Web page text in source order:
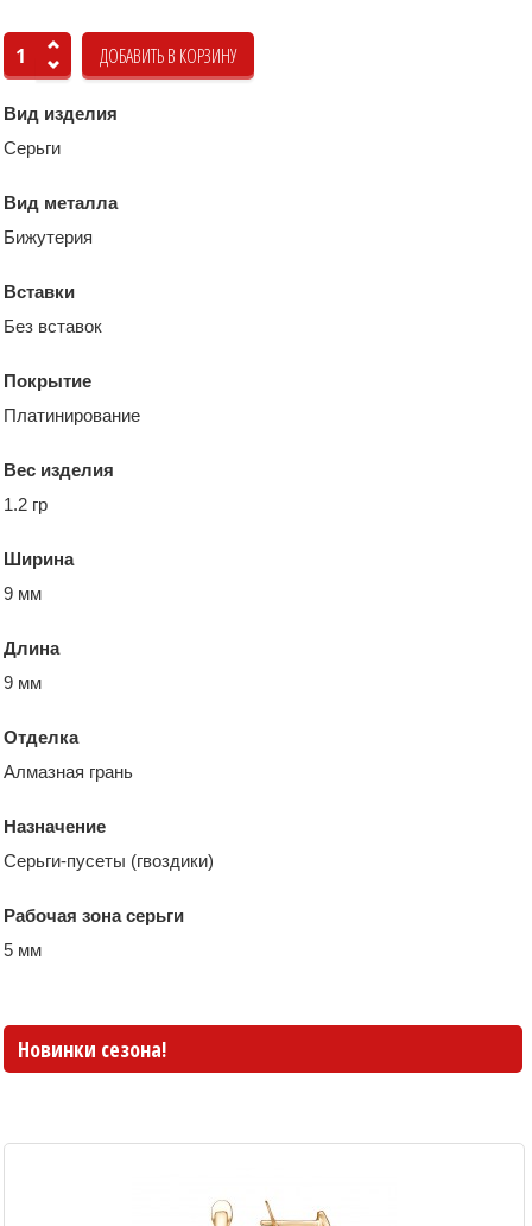
Вид изделия
Серьги
Вид металла
Бижутерия
Вставки
Без вставок
Покрытие
Платинирование
Вес изделия
1.2 гр
Ширина
9 мм
Длина
9 мм
Отделка
Алмазная грань
Назначение
Серьги-пусеты (гвоздики)
Рабочая зона серьги
5 мм
Новинки сезона!